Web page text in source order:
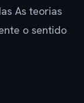
As teorias
o sentido